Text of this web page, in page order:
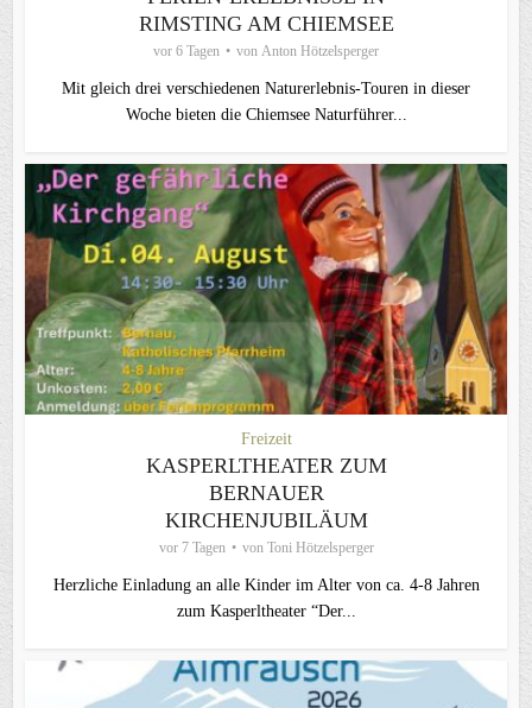
RIMSTING AM CHIEMSEE
vor 6 Tagen von Anton Hötzelsperger
Mit gleich drei verschiedenen Naturerlebnis-Touren in dieser
Woche bieten die Chiemsee Naturführer...
Freizeit
KASPERLTHEATER ZUM
BERNAUER
KIRCHENJUBILÄUM
vor 7 Tagen von Toni Hötzelsperger
Herzliche Einladung an alle Kinder im Alter von ca. 4-8 Jahren
zum Kasperltheater “Der...